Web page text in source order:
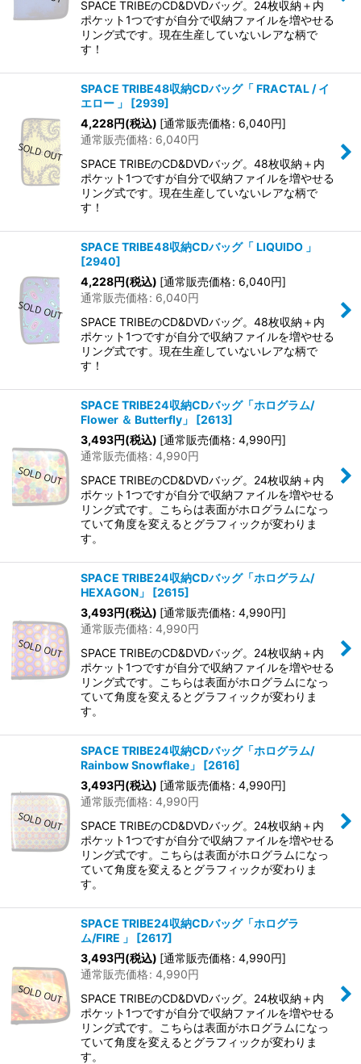
SPACE TRIBEのCD&DVDバッグ。24枚収納＋内
ポケット1つですが自分で収納ファイルを増やせる
リング式です。現在生産していないレアな柄で
す！
SPACE TRIBE48収納CDバッグ「 FRACTAL / イ
エロー 」
[2939]
4,228円(税込) [通常販売価格: 6,040円]
通常販売価格: 6,040円
SPACE TRIBEのCD&DVDバッグ。48枚収納＋内
ポケット1つですが自分で収納ファイルを増やせる
リング式です。現在生産していないレアな柄で
す！
SPACE TRIBE48収納CDバッグ「 LIQUIDO 」
[2940]
4,228円(税込) [通常販売価格: 6,040円]
通常販売価格: 6,040円
SPACE TRIBEのCD&DVDバッグ。48枚収納＋内
ポケット1つですが自分で収納ファイルを増やせる
リング式です。現在生産していないレアな柄で
す！
SPACE TRIBE24収納CDバッグ「ホログラム/
Flower ＆ Butterfly」
[2613]
3,493円(税込) [通常販売価格: 4,990円]
通常販売価格: 4,990円
SPACE TRIBEのCD&DVDバッグ。24枚収納＋内
ポケット1つですが自分で収納ファイルを増やせる
リング式です。こちらは表面がホログラムになっ
ていて角度を変えるとグラフィックが変わりま
す。
SPACE TRIBE24収納CDバッグ「ホログラム/
HEXAGON」
[2615]
3,493円(税込) [通常販売価格: 4,990円]
通常販売価格: 4,990円
SPACE TRIBEのCD&DVDバッグ。24枚収納＋内
ポケット1つですが自分で収納ファイルを増やせる
リング式です。こちらは表面がホログラムになっ
ていて角度を変えるとグラフィックが変わりま
す。
SPACE TRIBE24収納CDバッグ「ホログラム/
Rainbow Snowflake」
[2616]
3,493円(税込) [通常販売価格: 4,990円]
通常販売価格: 4,990円
SPACE TRIBEのCD&DVDバッグ。24枚収納＋内
ポケット1つですが自分で収納ファイルを増やせる
リング式です。こちらは表面がホログラムになっ
ていて角度を変えるとグラフィックが変わりま
す。
SPACE TRIBE24収納CDバッグ「ホログラ
ム/FIRE 」
[2617]
3,493円(税込) [通常販売価格: 4,990円]
通常販売価格: 4,990円
SPACE TRIBEのCD&DVDバッグ。24枚収納＋内
ポケット1つですが自分で収納ファイルを増やせる
リング式です。こちらは表面がホログラムになっ
ていて角度を変えるとグラフィックが変わりま
す。